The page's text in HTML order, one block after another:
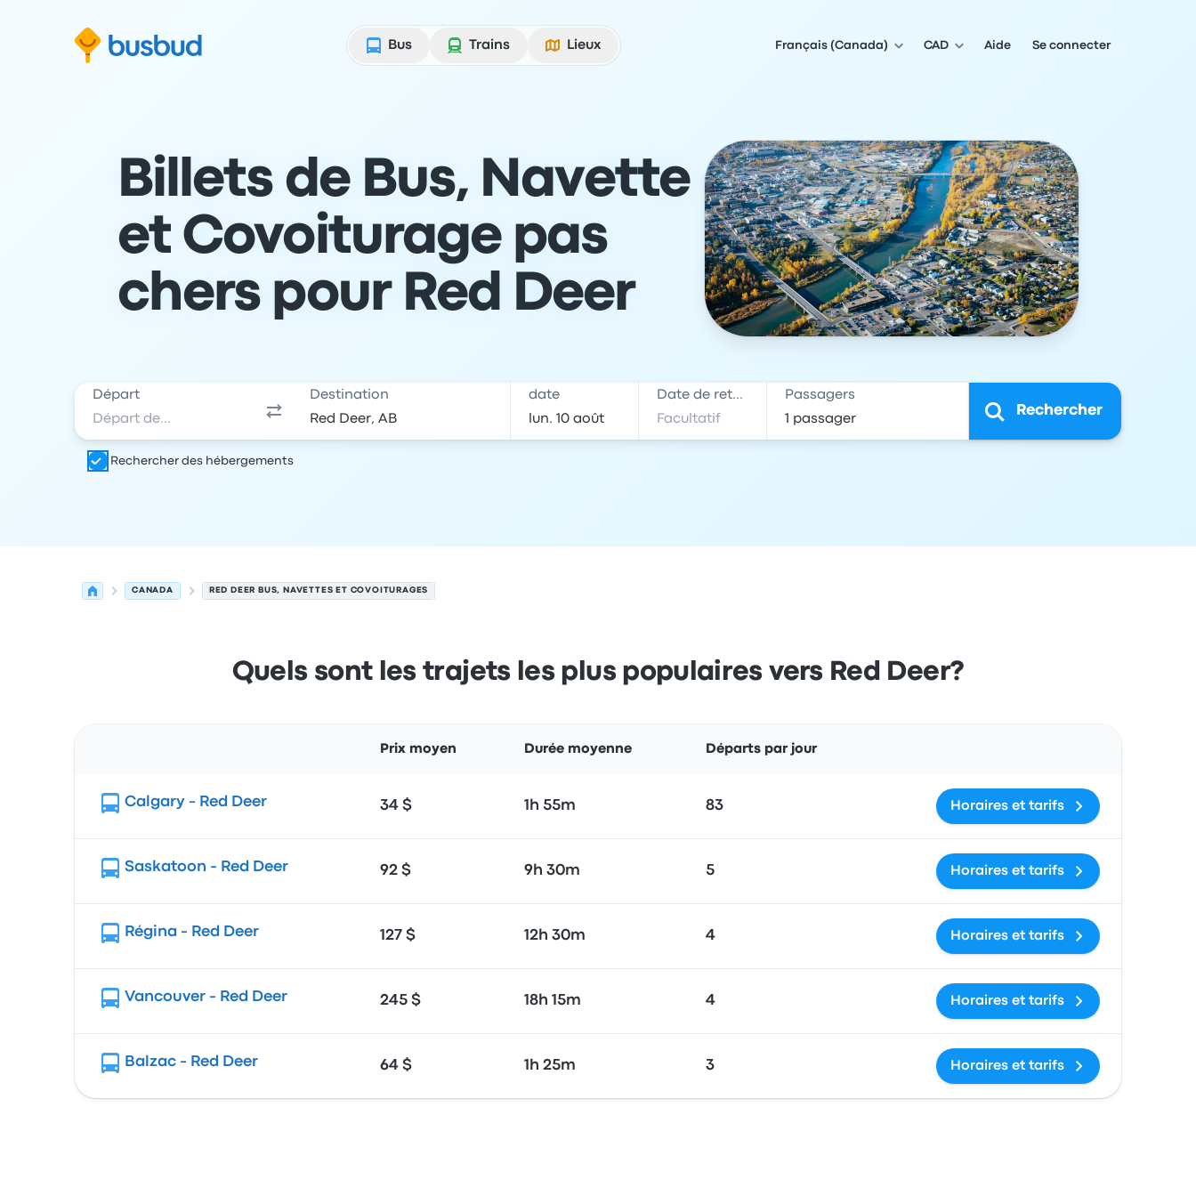
Bus
Trains Lieux Français (Canada) CAD Aide Se connecter
Billets de Bus, Navette
et Covoiturage pas
chers pour Red Deer
Départ Destination date Date de retour Passagers
Rechercher
Rechercher des hébergements
CANADA RED DEER BUS, NAVETTES ET COVOITURAGES
Quels sont les trajets les plus populaires vers Red Deer?
Prix moyen Durée moyenne Départs par jour
Calgary - Red Deer 34 $ 1h 55m 83 Horaires et tarifs
Saskatoon - Red Deer 92 $ 9h 30m 5 Horaires et tarifs
Régina - Red Deer 127 $ 12h 30m 4 Horaires et tarifs
Vancouver - Red Deer 245 $ 18h 15m 4 Horaires et tarifs
Balzac - Red Deer 64 $ 1h 25m 3 Horaires et tarifs